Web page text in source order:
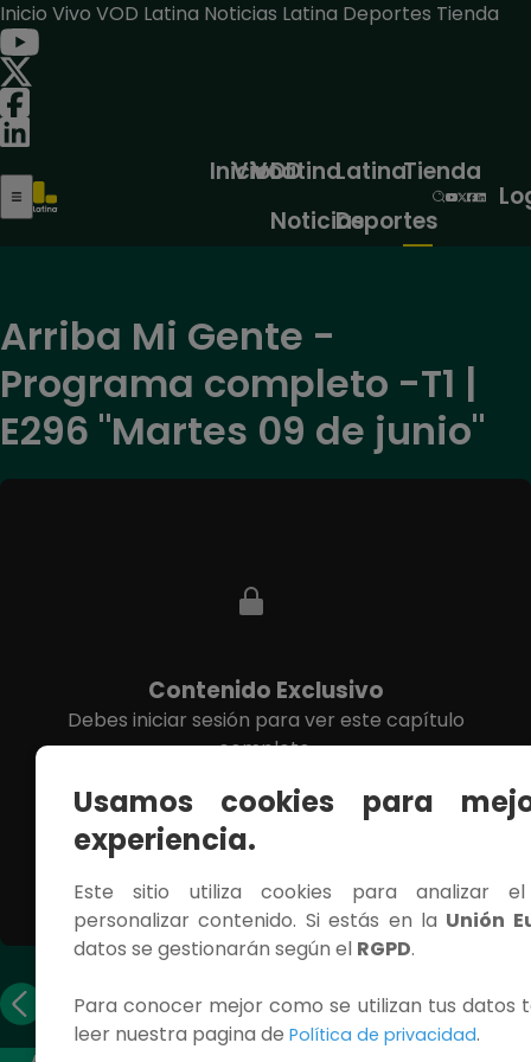
Inicio Vivo VOD Latina Noticias Latina Deportes Tienda
Inicio
Vivo
VOD
Latina
Noticias
Latina
Deportes
Tienda
Arriba Mi Gente -
Programa completo -T1 |
E296 "Martes 09 de junio"
Contenido Exclusivo
Debes iniciar sesión para ver este capítulo
completo.
INICIAR SESIÓN
anterior
siguiente
Usamos cookies para
experiencia.
Este sitio utiliza cookies para analizar
personalizar contenido. Si estás en la Unión
datos se gestionarán según el RGPD.
Para conocer mejor como se utilizan tus datos
leer nuestra pagina de Política de privacidad.